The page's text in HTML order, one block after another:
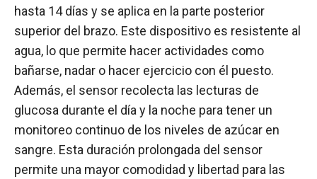
hasta 14 días y se aplica en la parte posterior
superior del brazo. Este dispositivo es resistente al
agua, lo que permite hacer actividades como
bañarse, nadar o hacer ejercicio con él puesto.
Además, el sensor recolecta las lecturas de
glucosa durante el día y la noche para tener un
monitoreo continuo de los niveles de azúcar en
sangre. Esta duración prolongada del sensor
permite una mayor comodidad y libertad para las